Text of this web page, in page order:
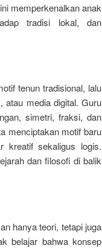
memperkenalkan anak
tradisi lokal, dan
tenun tradisional, lalu
atau media digital. Guru
simetri, fraksi, dan
menciptakan motif baru
kreatif sekaligus logis.
dan filosofi di balik
hanya teori, tetapi juga
belajar bahwa konsep